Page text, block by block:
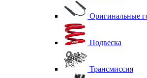
Оригинальные
Подвеска
Трансмиссия